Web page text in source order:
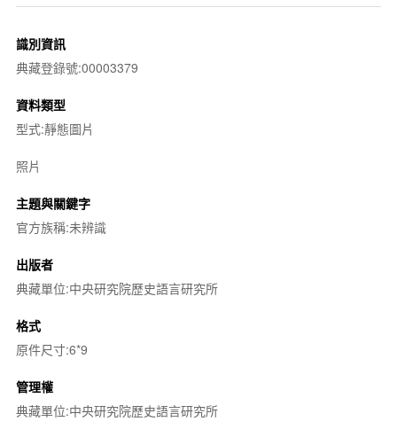
識別資訊
典藏登錄號:00003379
資料類型
型式:靜態圖片
照片
主題與關鍵字
官方族稱:未辨識
出版者
典藏單位:中央研究院歷史語言研究所
格式
原件尺寸:6*9
管理權
典藏單位:中央研究院歷史語言研究所